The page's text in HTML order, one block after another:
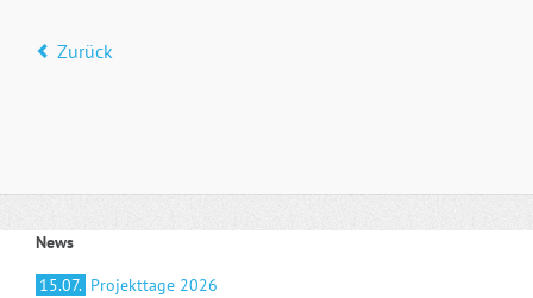
Zurück
News
15.07. Projekttage 2026